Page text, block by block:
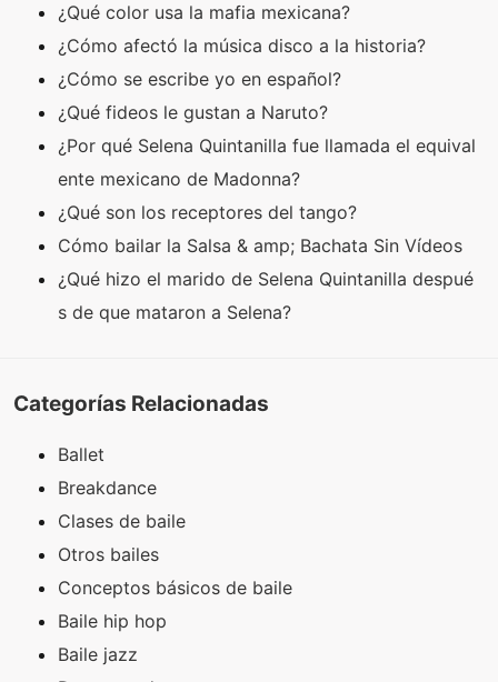
¿Qué color usa la mafia mexicana?
¿Cómo afectó la música disco a la historia?
¿Cómo se escribe yo en español?
¿Qué fideos le gustan a Naruto?
¿Por qué Selena Quintanilla fue llamada el equival
ente mexicano de Madonna?
¿Qué son los receptores del tango?
Cómo bailar la Salsa & amp; Bachata Sin Vídeos
¿Qué hizo el marido de Selena Quintanilla despué
s de que mataron a Selena?
Categorías Relacionadas
Ballet
Breakdance
Clases de baile
Otros bailes
Conceptos básicos de baile
Baile hip hop
Baile jazz